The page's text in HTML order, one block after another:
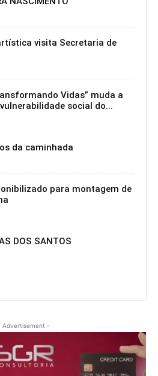
visita Secretaria de
Vidas” muda a
social do...
da caminhada
para montagem de
DOS SANTOS
Advertisement -